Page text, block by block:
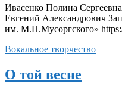
Ивасенко Полина
Евгений Александрович
им. М.П.Мусоргского»
Вокальное творчество
О той весне